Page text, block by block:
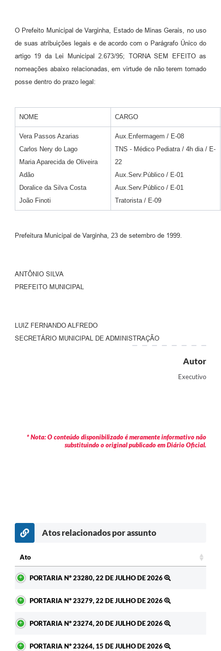
O Prefeito Municipal de Varginha, Estado de Minas Gerais, no uso
de suas atribuições legais e de acordo com o Parágrafo Único do
artigo 19 da Lei Municipal 2.673/95; TORNA SEM EFEITO as
nomeações abaixo relacionadas, em virtude de não terem tomado
posse dentro do prazo legal:
NOME CARGO
Vera Passos Azarias
Carlos Nery do Lago
Maria Aparecida de Oliveira
Adão
Doralice da Silva Costa
João Finoti
Aux.Enfermagem / E-08
TNS - Médico Pediatra / 4h dia / E-
22
Aux.Serv.Público / E-01
Aux.Serv.Público / E-01
Tratorista / E-09
Prefeitura Municipal de Varginha, 23 de setembro de 1999.
ANTÔNIO SILVA
PREFEITO MUNICIPAL
LUIZ FERNANDO ALFREDO
SECRETÁRIO MUNICIPAL DE ADMINISTRAÇÃO
Autor
Executivo
* Nota: O conteúdo disponibilizado é meramente informativo não
substituindo o original publicado em Diário Oficial.
Atos relacionados por assunto
Ato
PORTARIA Nº 23280, 22 DE JULHO DE 2026
PORTARIA Nº 23279, 22 DE JULHO DE 2026
PORTARIA Nº 23274, 20 DE JULHO DE 2026
PORTARIA Nº 23264, 15 DE JULHO DE 2026